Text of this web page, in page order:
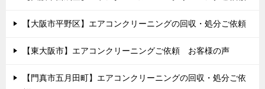
【大阪市平野区】エアコンクリーニングの回収・処分ご依頼
【東大阪市】エアコンクリーニングご依頼 お客様の声
【門真市五月田町】エアコンクリーニングの回収・処分ご依